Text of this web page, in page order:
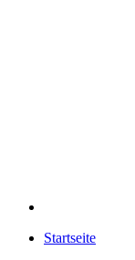
Startseite